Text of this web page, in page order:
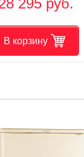
295 руб.
В корзину